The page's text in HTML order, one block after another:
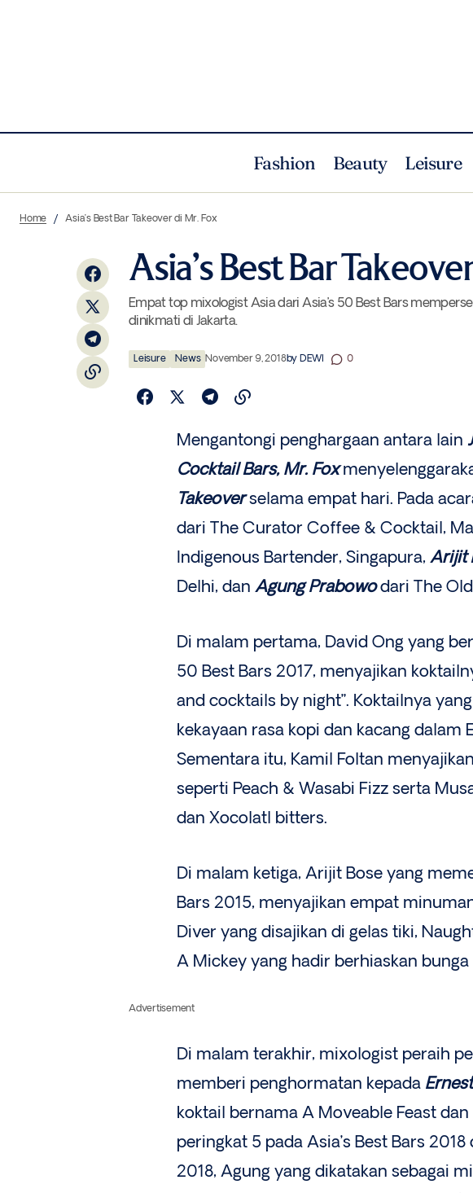
Fashion Beauty Leisure
Menggandeng Sebastian Gunawan Untuk
Home Asia’s Best Bar Takeover di Mr. Fox
Asia’s Best Bar
Empat top mixologist Asia dari Asia’s 50 Best Bars
dinikmati di Jakarta.
Leisure News November 9, 2018by DEWI 0
Mengantongi penghargaan antara lain
Cocktail Bars, Mr. Fox
Takeoverselama empat hari. Pada
dari The Curator Coffee & Cocktail,
Indigenous Bartender, Singapura, Arijit
Delhi, dan Agung Prabowodari The Old
Di malam pertama, David Ong yang
50 Best Bars 2017, menyajikan
and cocktails by night”. Koktailnya
kekayaan rasa kopi dan kacang
Sementara itu, Kamil Foltan
seperti Peach & Wasabi Fizz serta
dan Xocolatl bitters.
Di malam ketiga, Arijit Bose yang
Bars 2015, menyajikan empat
Diver yang disajikan di gelas tiki,
A Mickey yang hadir berhiaskan bunga
Advertisement
Di malam terakhir, mixologist peraih
memberi penghormatan kepada
koktail bernama A Moveable Feast
peringkat 5 pada Asia’s Best Bars
2018, Agung yang dikatakan sebagai